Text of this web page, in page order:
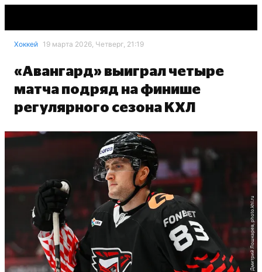
Хоккей 19 марта 2026, Четверг, 21:19
«Авангард» выиграл четыре
матча подряд на финише
регулярного сезона КХЛ
Дмитрий Лошкарев, photo.khl.ru